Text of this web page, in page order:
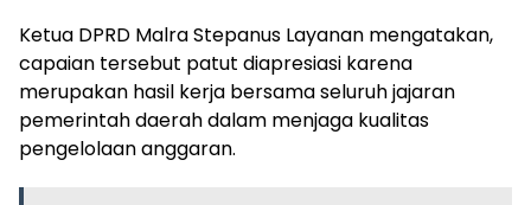
Ketua DPRD Malra Stepanus Layanan mengatakan,
capaian tersebut patut diapresiasi karena
merupakan hasil kerja bersama seluruh jajaran
pemerintah daerah dalam menjaga kualitas
pengelolaan anggaran.